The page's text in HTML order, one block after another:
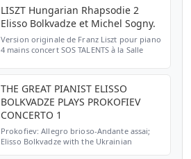
LISZT Hungarian Rhapsodie 2
Elisso Bolkvadze et Michel Sogny.
Version originale de Franz Liszt pour piano
4 mains concert SOS TALENTS à la Salle
THE GREAT PIANIST ELISSO
BOLKVADZE PLAYS PROKOFIEV
CONCERTO 1
Prokofiev: Allegro brioso-Andante assai;
Elisso Bolkvadze with the Ukrainian